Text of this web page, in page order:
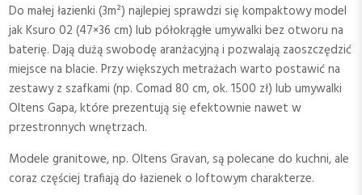
Do małej łazienki (3m²) najlepiej sprawdzi się kompaktowy model
jak Ksuro 02 (47×36 cm) lub półokrągłe umywalki bez otworu na
baterię. Dają dużą swobodę aranżacyjną i pozwalają zaoszczędzić
miejsce na blacie. Przy większych metrażach warto postawić na
zestawy z szafkami (np. Comad 80 cm, ok. 1500 zł) lub umywalki
Oltens Gapa, które prezentują się efektownie nawet w
przestronnych wnętrzach.
Modele granitowe, np. Oltens Gravan, są polecane do kuchni, ale
coraz częściej trafiają do łazienek o loftowym charakterze.